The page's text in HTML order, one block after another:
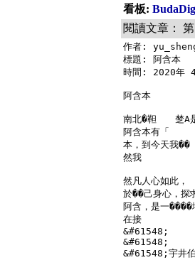
看板:
閱讀文章： 第
作者:
標題: 阿含本
時間: 2020年
阿含本
南北�靼　　椘A
阿含本有「
本，到今天我��
然我
然凡人心如此，
於��己身心，探
阿含，是一����
在接
&#61548;
&#61548;
&#61548;宇井